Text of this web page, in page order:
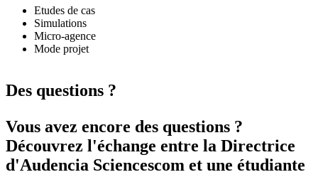
Etudes de cas
Simulations
Micro-agence
Mode projet
Des questions ?
Vous avez encore des questions ?
Découvrez l'échange entre la Directrice
d'Audencia Sciencescom et une étudiante